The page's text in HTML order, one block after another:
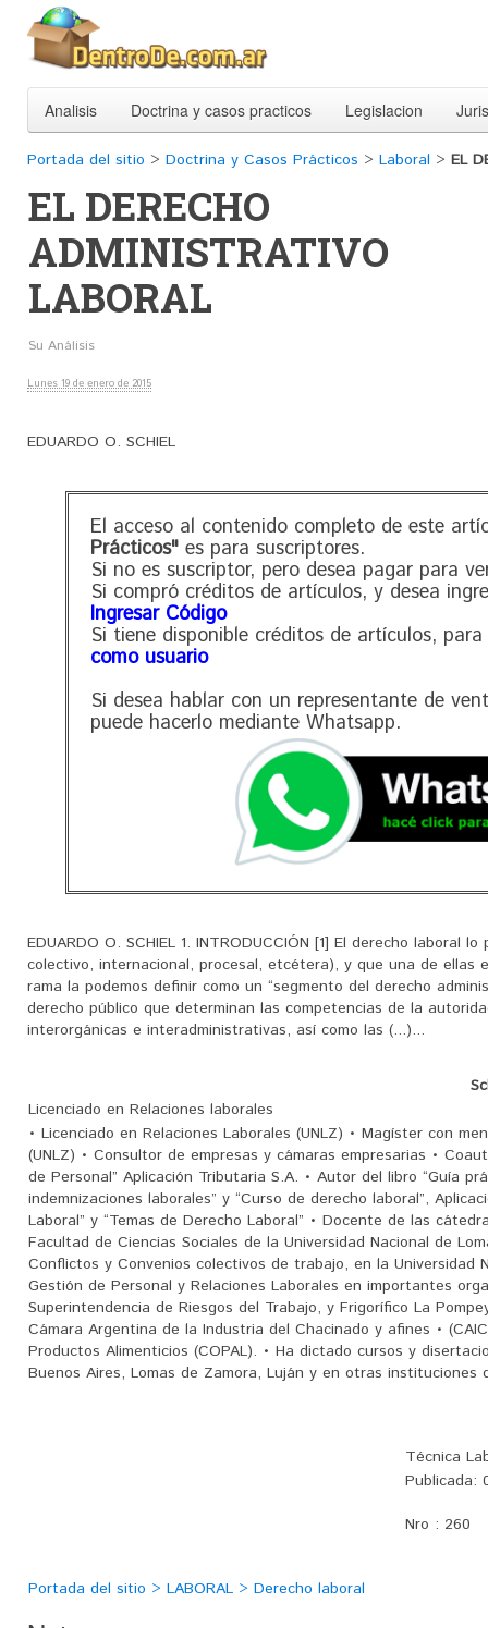
Analisis Doctrina y casos practicos Legislacion
Portada del sitio > Doctrina y Casos Prácticos > Laboral > EL
EL DERECHO
ADMINISTRATIVO
LABORAL
Su Análisis
Lunes 19 de enero de 2015
EDUARDO O. SCHIEL
El acceso al contenido completo de este
Prácticos" es para suscriptores.
Si no es suscriptor, pero desea pagar para
Si compró créditos de artículos, y desea
Ingresar Código
Si tiene disponible créditos de artículos,
como usuario
Si desea hablar con un representante de
puede hacerlo mediante Whatsapp.
EDUARDO O. SCHIEL 1. INTRODUCCIÓN [1] El derecho laboral
colectivo, internacional, procesal, etcétera), y que una de ellas
rama la podemos definir como un “segmento del derecho
derecho público que determinan las competencias de la
interorgánicas e interadministrativas, así como las (...)...
Licenciado en Relaciones laborales
• Licenciado en Relaciones Laborales (UNLZ) • Magíster con
(UNLZ) • Consultor de empresas y cámaras empresarias •
de Personal” Aplicación Tributaria S.A. • Autor del libro “Guía
indemnizaciones laborales” y “Curso de derecho laboral”,
Laboral” y “Temas de Derecho Laboral” • Docente de las
Facultad de Ciencias Sociales de la Universidad Nacional de
Conflictos y Convenios colectivos de trabajo, en la Universidad
Gestión de Personal y Relaciones Laborales en importantes
Superintendencia de Riesgos del Trabajo, y Frigorífico La
Cámara Argentina de la Industria del Chacinado y afines •
Productos Alimenticios (COPAL). • Ha dictado cursos y
Buenos Aires, Lomas de Zamora, Luján y en otras instituciones
Técnica
Publicada:
Nro : 260
Portada del sitio > LABORAL > Derecho laboral